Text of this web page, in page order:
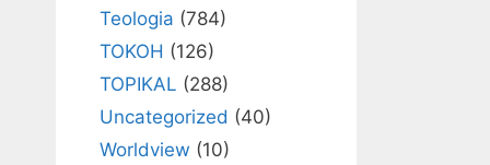
Teologia (784)
TOKOH (126)
TOPIKAL (288)
Uncategorized (40)
Worldview (10)